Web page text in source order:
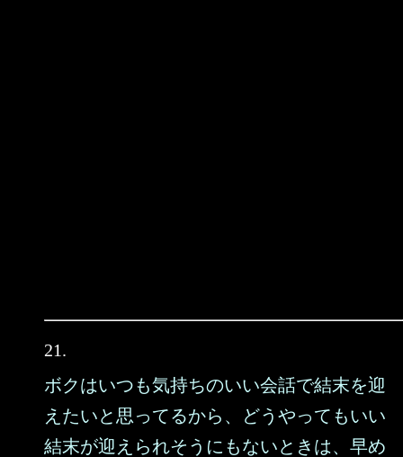
21.
ボクはいつも気持ちのいい会話で結末を迎
えたいと思ってるから、どうやってもいい
結末が迎えられそうにもないときは、早め